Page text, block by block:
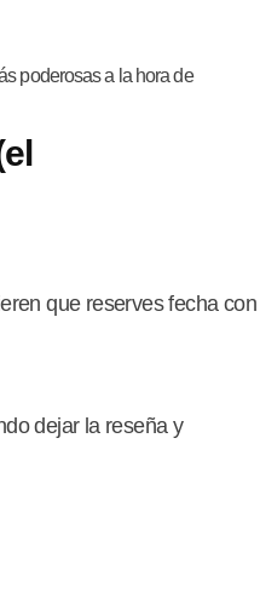
poderosas a la hora de
que reserves fecha con
dejar la reseña y